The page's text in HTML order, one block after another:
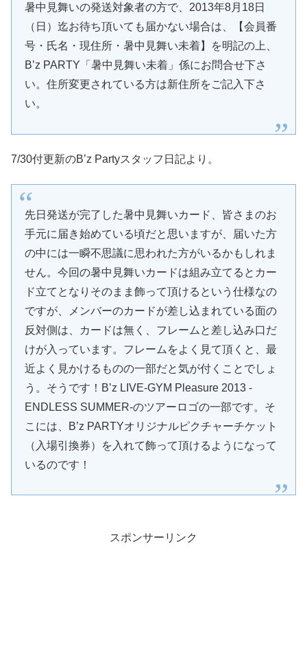
暑中見舞いの発送対象者の方で、2013年8月18日
（日）迄お待ち頂いても届かない場合は、【会員番
号・氏名・現住所・暑中見舞い未着】を明記の上、
B’z PARTY「暑中見舞い未着」係にお問合せ下さ
い。住所変更されている方は新住所をご記入下さ
い。
7/30付更新のB’z Partyスタッフ日記より。
先日発送が完了した暑中見舞いカード、皆さまのお
手元に届き始めている頃だと思いますが、届いた方
の中には一瞬不思議に思われた方がいるかもしれま
せん。今回の暑中見舞いカードは組み立てるとカー
ド立てとなりそのまま飾って頂けるという仕様なの
ですが、メンバーのカードが差し込まれている面の
反対側は、カードは無く、フレームと差し込み口だ
けが入っています。フレームをよく見て頂くと、最
近よく見かけるものの一部だと気が付くことでしょ
う。そうです！B’z LIVE-GYM Pleasure 2013 -
ENDLESS SUMMER-のツアーロゴの一部です。そ
こには、B’z PARTYオリジナルピクチャーチケット
（入場引換券）を入れて飾って頂けるようになって
いるのです！
スポンサーリンク